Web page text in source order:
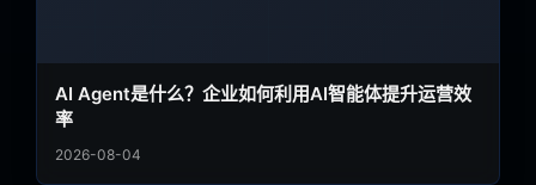
AI Agent是什么？企业如何利用AI智能体提升运营效
率
2026-08-04